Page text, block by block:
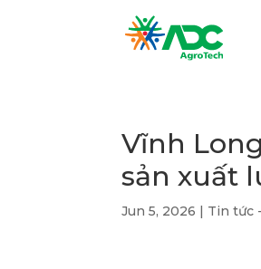
Vĩnh
sản xuất
Jun 5, 2026 | Tin tức